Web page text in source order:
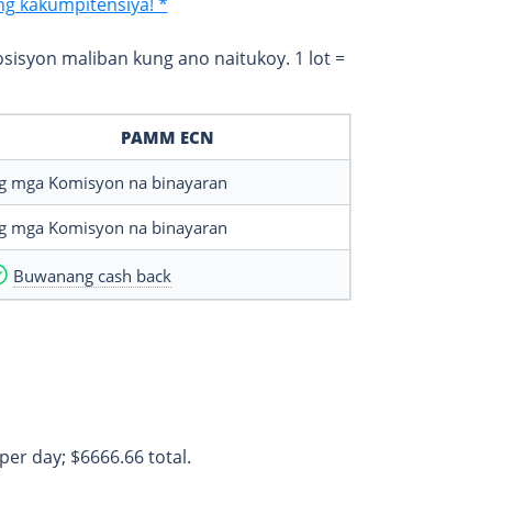
maliban kung ano naitukoy. 1 lot =
PAMM ECN
mga Komisyon na binayaran
mga Komisyon na binayaran
Buwanang cash back
day; $6666.66 total.